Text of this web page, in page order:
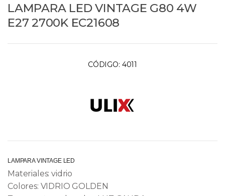
LAMPARA LED VINTAGE G80 4W
E27 2700K EC21608
CÓDIGO: 4011
LAMPARA VINTAGE LED
Materiales: vidrio
Colores: VIDRIO GOLDEN